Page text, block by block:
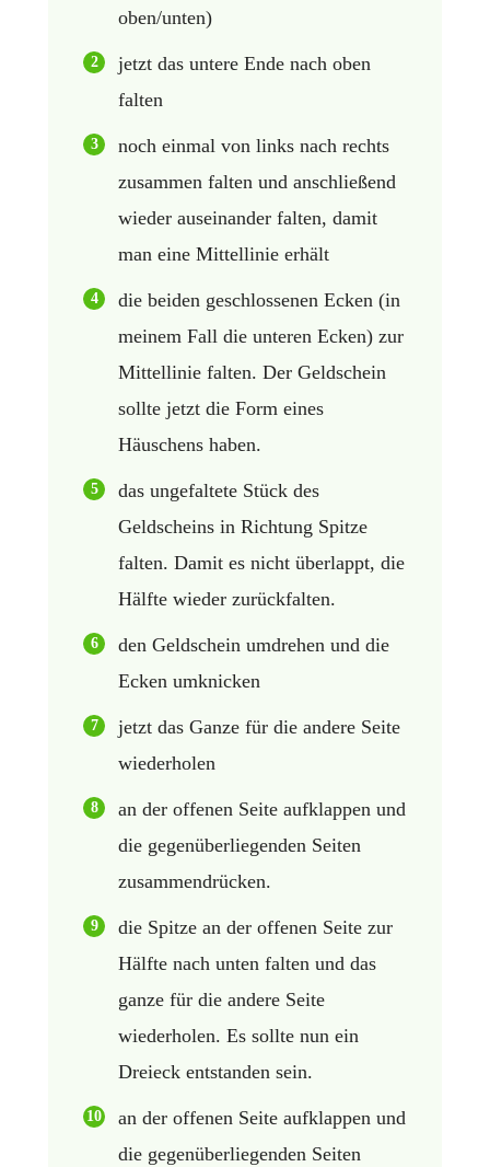
oben/unten)
jetzt das untere Ende nach oben
falten
noch einmal von links nach rechts
zusammen falten und anschließend
wieder auseinander falten, damit
man eine Mittellinie erhält
die beiden geschlossenen Ecken (in
meinem Fall die unteren Ecken) zur
Mittellinie falten. Der Geldschein
sollte jetzt die Form eines
Häuschens haben.
das ungefaltete Stück des
Geldscheins in Richtung Spitze
falten. Damit es nicht überlappt, die
Hälfte wieder zurückfalten.
den Geldschein umdrehen und die
Ecken umknicken
jetzt das Ganze für die andere Seite
wiederholen
an der offenen Seite aufklappen und
die gegenüberliegenden Seiten
zusammendrücken.
die Spitze an der offenen Seite zur
Hälfte nach unten falten und das
ganze für die andere Seite
wiederholen. Es sollte nun ein
Dreieck entstanden sein.
an der offenen Seite aufklappen und
die gegenüberliegenden Seiten